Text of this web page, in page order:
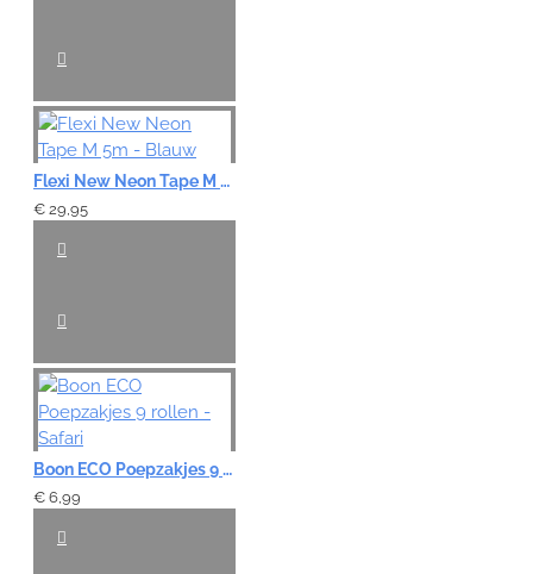
Flexi New Neon Tape M 5m - Blauw
€ 29,95
Boon ECO Poepzakjes 9 rollen - Safari
€ 6,99